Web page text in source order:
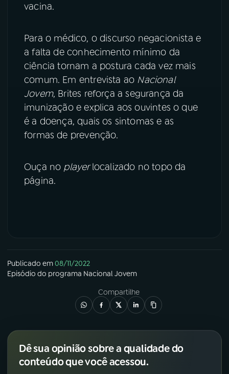
vacina.
Para o médico, o discurso negacionista e
a falta de conhecimento mínimo da
ciência tornam a postura cada vez mais
comum. Em entrevista ao Nacional
Jovem, Brites reforça a segurança da
imunização e explica aos ouvintes o que
é a doença, quais os sintomas e as
formas de prevenção.
Ouça no playerlocalizado no topo da
página.
Publicado em08/11/2022
Episódio do programa Nacional Jovem
Compartilhe
Dê sua opinião sobre a qualidade do
conteúdo que você acessou.